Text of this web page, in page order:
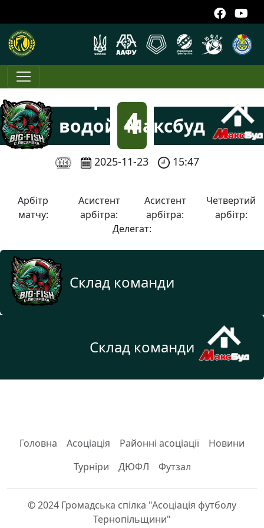
Спортивна
водойма
Big-Fish
4
:
Максбуд
2025-11-23 15:47
Арбітр
матчу:
Асистент
арбітра:
Асистент
арбітра:
Четвертий
арбітр:
Делегат:
Склад команди
Склад команди
Головна Асоціація Районні асоціації
Новини
Турніри
ДЮФЛ Футзал
© 2024 Громадська спілка "Асоціація футболу
Тернопільщини"